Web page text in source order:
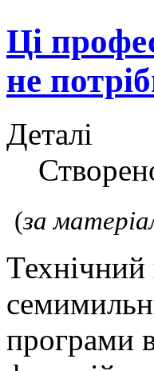
Ці
не
Деталі
(за
Технічний
програми